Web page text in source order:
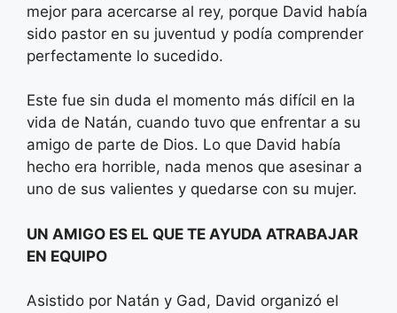
mejor para acercarse al rey, porque David había
sido pastor en su juventud y podía comprender
perfectamente lo sucedido.
Este fue sin duda el momento más difícil en la
vida de Natán, cuando tuvo que enfrentar a su
amigo de parte de Dios. Lo que David había
hecho era horrible, nada menos que asesinar a
uno de sus valientes y quedarse con su mujer.
UN AMIGO ES EL QUE TE AYUDA ATRABAJAR
EN EQUIPO
Asistido por Natán y Gad, David organizó el